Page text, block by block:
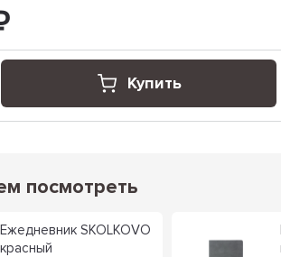
Купить
посмотреть
Ежедневник SKOLKOVO
красный